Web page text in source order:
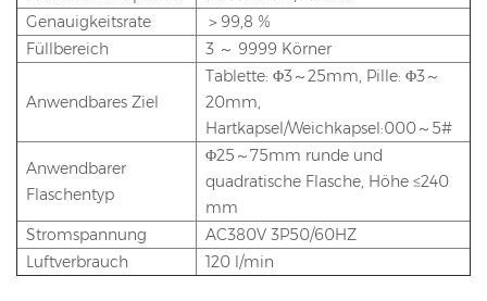
Genauigkeitsrate
＞99,8 %
Füllbereich
3 ～ 9999 Körner
Anwendbares Ziel
Tablette: Φ3～25mm, Pille: Φ3～
20mm,
Hartkapsel/Weichkapsel:000～5#
Anwendbarer
Flaschentyp
Φ25～75mm runde und
quadratische Flasche, Höhe ≤240
mm
Stromspannung
AC380V 3P50/60HZ
Luftverbrauch
120 l/min